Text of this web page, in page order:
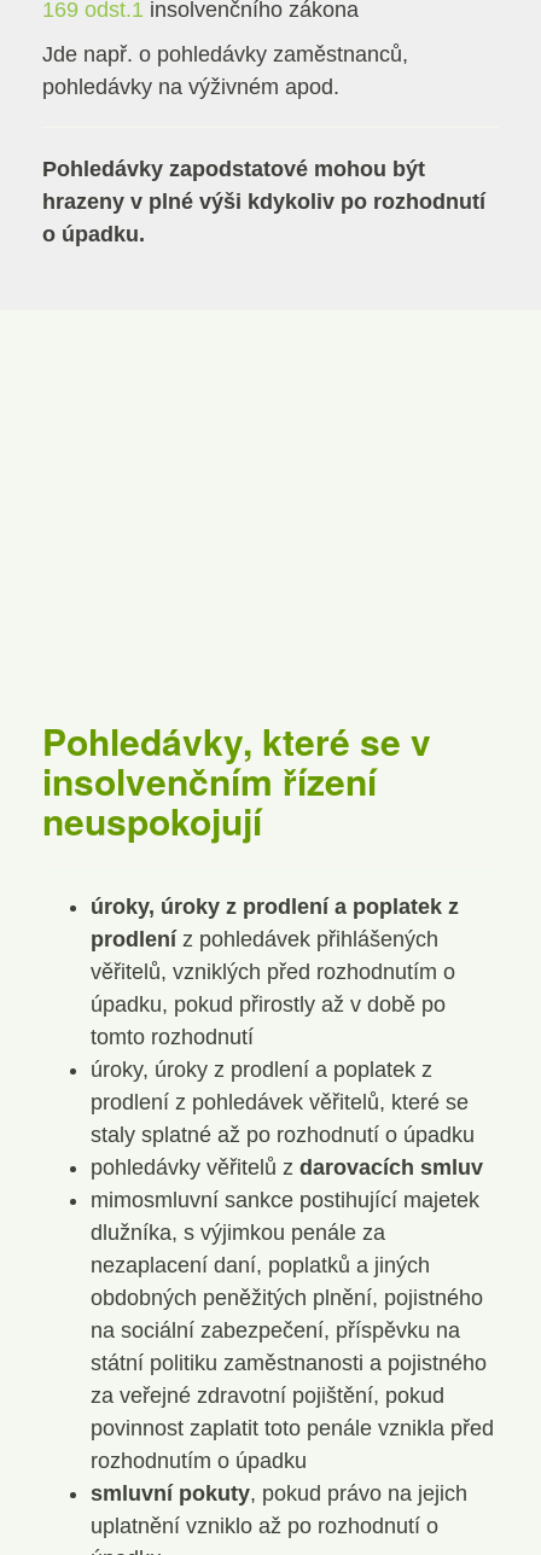
169 odst.1 insolvenčního zákona
Jde např. o pohledávky zaměstnanců,
pohledávky na výživném apod.
Pohledávky zapodstatové mohou být
hrazeny v plné výši kdykoliv po rozhodnutí
o úpadku.
Pohledávky, které se v
insolvenčním řízení
neuspokojují
úroky, úroky z prodlení a poplatek z
prodlení z pohledávek přihlášených
věřitelů, vzniklých před rozhodnutím o
úpadku, pokud přirostly až v době po
tomto rozhodnutí
úroky, úroky z prodlení a poplatek z
prodlení z pohledávek věřitelů, které se
staly splatné až po rozhodnutí o úpadku
pohledávky věřitelů z darovacích smluv
mimosmluvní sankce postihující majetek
dlužníka, s výjimkou penále za
nezaplacení daní, poplatků a jiných
obdobných peněžitých plnění, pojistného
na sociální zabezpečení, příspěvku na
státní politiku zaměstnanosti a pojistného
za veřejné zdravotní pojištění, pokud
povinnost zaplatit toto penále vznikla před
rozhodnutím o úpadku
smluvní pokuty, pokud právo na jejich
uplatnění vzniklo až po rozhodnutí o